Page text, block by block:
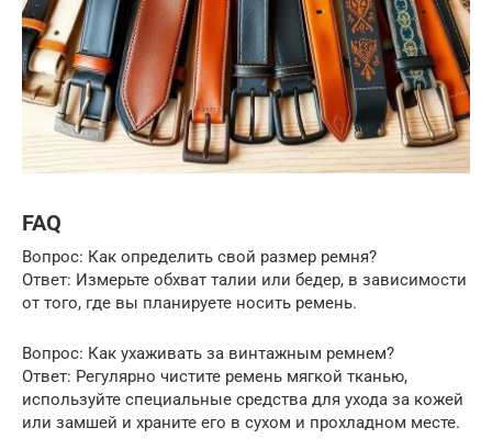
FAQ
Вопрос: Как определить свой размер ремня?
Ответ: Измерьте обхват талии или бедер, в зависимости
от того, где вы планируете носить ремень.
Вопрос: Как ухаживать за винтажным ремнем?
Ответ: Регулярно чистите ремень мягкой тканью,
используйте специальные средства для ухода за кожей
или замшей и храните его в сухом и прохладном месте.